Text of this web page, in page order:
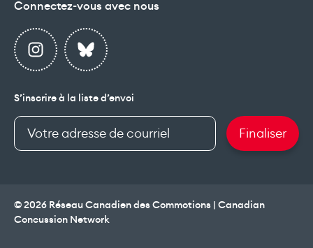
Connectez-vous avec nous
S’inscrire à la liste d’envoi
Renseigner
votre
adresse
Finaliser
© 2026 Réseau Canadien des Commotions | Canadian
Concussion Network